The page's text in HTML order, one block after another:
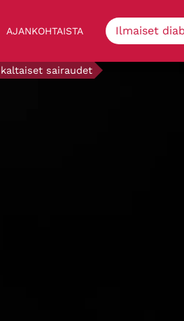
AJANKOHTAISTA Ilmaiset
sairaudet